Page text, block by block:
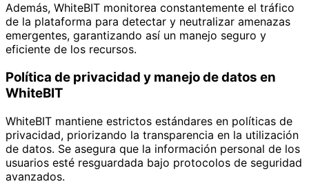
Además, WhiteBIT monitorea constantemente el tráfico
de la plataforma para detectar y neutralizar amenazas
emergentes, garantizando así un manejo seguro y
eficiente de los recursos.
Política de privacidad y manejo de datos en
WhiteBIT
WhiteBIT mantiene estrictos estándares en políticas de
privacidad, priorizando la transparencia en la utilización
de datos. Se asegura que la información personal de los
usuarios esté resguardada bajo protocolos de seguridad
avanzados.